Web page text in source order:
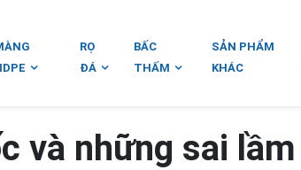
RỌ
ĐÁ
BẤC
THẤM
SẢN PHẨM
KHÁC
và những sai